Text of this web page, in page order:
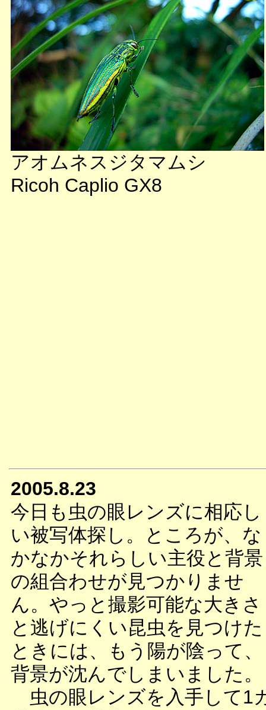
アオムネスジタマムシ
Ricoh Caplio GX8
2005.8.23
今日も虫の眼レンズに相応し
い被写体探し。ところが、な
かなかそれらしい主役と背景
の組合わせが見つかりませ
ん。やっと撮影可能な大きさ
と逃げにくい昆虫を見つけた
ときには、もう陽が陰って、
背景が沈んでしまいました。
虫の眼レンズを入手して1